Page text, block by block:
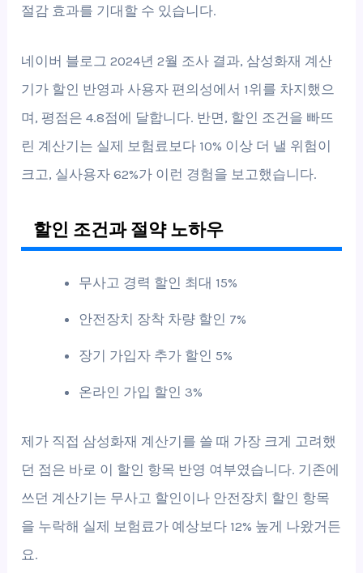
절감 효과를 기대할 수 있습니다.
네이버 블로그 2024년 2월 조사 결과, 삼성화재 계산
기가 할인 반영과 사용자 편의성에서 1위를 차지했으
며, 평점은 4.8점에 달합니다. 반면, 할인 조건을 빠뜨
린 계산기는 실제 보험료보다 10% 이상 더 낼 위험이
크고, 실사용자 62%가 이런 경험을 보고했습니다.
할인 조건과 절약 노하우
무사고 경력 할인 최대 15%
안전장치 장착 차량 할인 7%
장기 가입자 추가 할인 5%
온라인 가입 할인 3%
제가 직접 삼성화재 계산기를 쓸 때 가장 크게 고려했
던 점은 바로 이 할인 항목 반영 여부였습니다. 기존에
쓰던 계산기는 무사고 할인이나 안전장치 할인 항목
을 누락해 실제 보험료가 예상보다 12% 높게 나왔거든
요.